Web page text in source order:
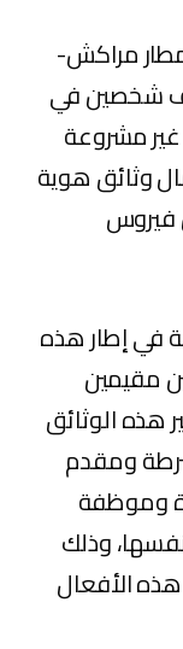
مراكش-
شخصين في
مشروعة
وثائق هوية
فيروس
في إطار هذه
مقيمين
هذه الوثائق
ومقدم
وموظفة
وذلك
الأفعال